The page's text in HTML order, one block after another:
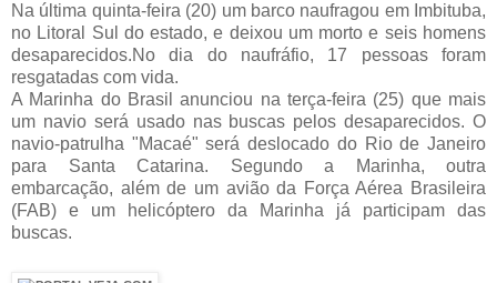
Na última quinta-feira (20) um barco naufragou em Imbituba,
no Litoral Sul do estado, e deixou um morto e seis homens
desaparecidos.No dia do naufráfio, 17 pessoas foram
resgatadas com vida.
A Marinha do Brasil anunciou na terça-feira (25) que mais
um navio será usado nas buscas pelos desaparecidos. O
navio-patrulha "Macaé" será deslocado do Rio de Janeiro
para Santa Catarina. Segundo a Marinha, outra
embarcação, além de um avião da Força Aérea Brasileira
(FAB) e um helicóptero da Marinha já participam das
buscas.